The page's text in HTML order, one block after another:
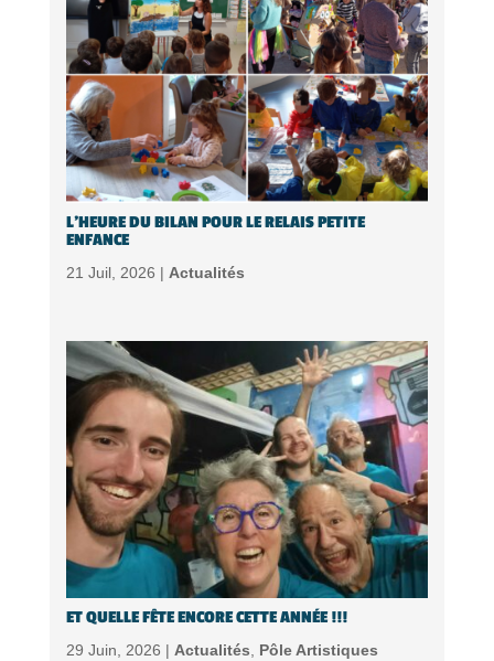
L’HEURE DU BILAN POUR LE RELAIS PETITE
ENFANCE
21 Juil, 2026 | Actualités
ET QUELLE FÊTE ENCORE CETTE ANNÉE !!!
29 Juin, 2026 | Actualités, Pôle Artistiques